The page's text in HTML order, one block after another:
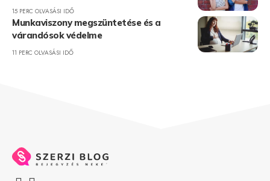
15 PERC OLVASÁSI IDŐ
Munkaviszony megszüntetése és a
várandósok védelme
11 PERC OLVASÁSI IDŐ